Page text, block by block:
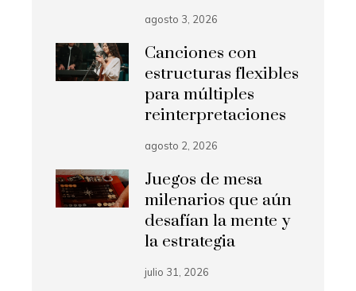
agosto 3, 2026
Canciones con
estructuras flexibles
para múltiples
reinterpretaciones
agosto 2, 2026
Juegos de mesa
milenarios que aún
desafían la mente y
la estrategia
julio 31, 2026